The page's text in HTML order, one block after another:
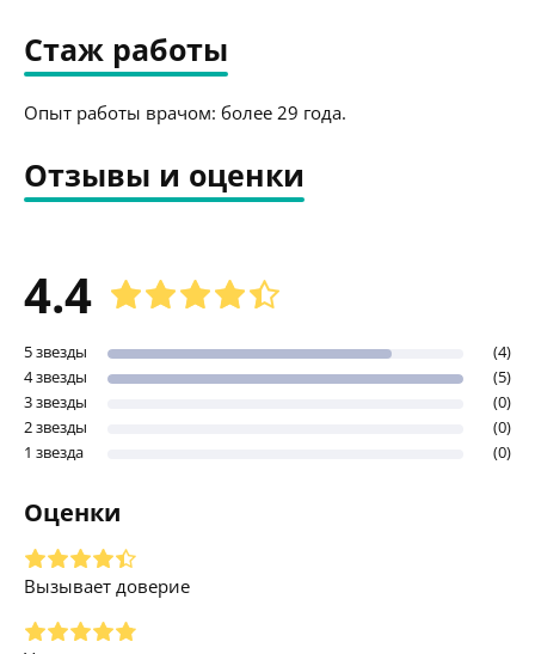
Стаж работы
Опыт работы врачом: более 29 года.
Отзывы и оценки
4.4
5 звезды
(4)
4 звезды
(5)
3 звезды
(0)
2 звезды
(0)
1 звезда
(0)
Оценки
Вызывает доверие